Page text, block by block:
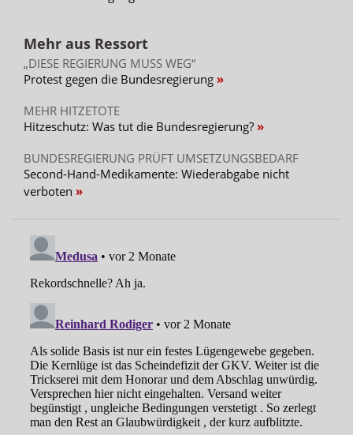
Mehr aus Ressort
„DIESE REGIERUNG MUSS WEG“
Protest gegen die Bundesregierung
MEHR HITZETOTE
Hitzeschutz: Was tut die Bundesregierung?
BUNDESREGIERUNG PRÜFT UMSETZUNGSBEDARF
Second-Hand-Medikamente: Wiederabgabe nicht
verboten